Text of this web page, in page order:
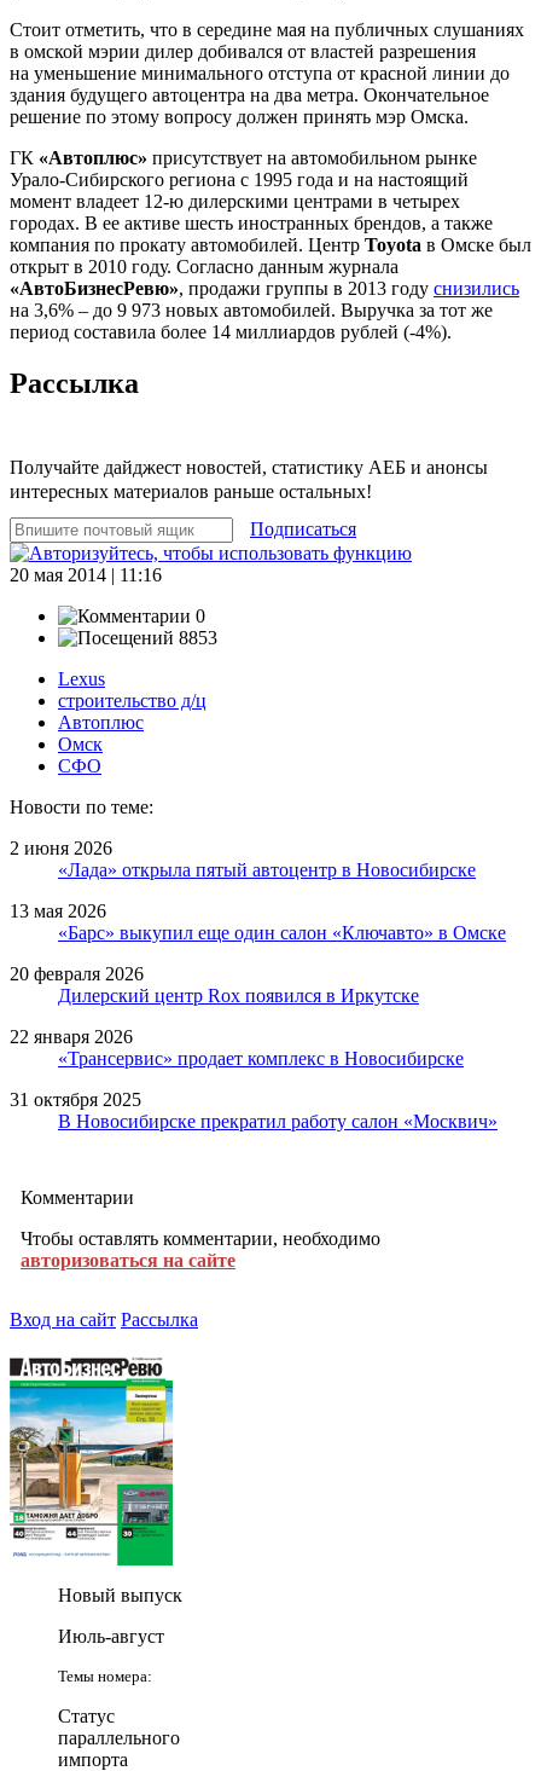
Стоит отметить, что в середине мая на публичных слушаниях
в омской мэрии дилер добивался от властей разрешения
на уменьшение минимального отступа от красной линии до
здания будущего автоцентра на два метра. Окончательное
решение по этому вопросу должен принять мэр Омска.
ГК «Автоплюс» присутствует на автомобильном рынке
Урало-Сибирского региона с 1995 года и на настоящий
момент владеет 12-ю дилерскими центрами в четырех
городах. В ее активе шесть иностранных брендов, а также
компания по прокату автомобилей. Центр Toyota в Омске был
открыт в 2010 году. Согласно данным журнала
«АвтоБизнесРевю», продажи группы в 2013 году снизились
на 3,6% – до 9 973 новых автомобилей. Выручка за тот же
период составила более 14 миллиардов рублей (-4%).
Рассылка
Получайте дайджест новостей, статистику АЕБ и анонсы
интересных материалов раньше остальных!
Подписаться
20 мая 2014 | 11:16
0
8853
Lexus
строительство д/ц
Автоплюс
Омск
СФО
Новости по теме:
2 июня 2026
«Лада» открыла пятый автоцентр в Новосибирске
13 мая 2026
«Барс» выкупил еще один салон «Ключавто» в Омске
20 февраля 2026
Дилерский центр Rox появился в Иркутске
22 января 2026
«Трансервис» продает комплекс в Новосибирске
31 октября 2025
В Новосибирске прекратил работу салон «Москвич»
Комментарии
Чтобы оставлять комментарии, необходимо
авторизоваться на сайте
Вход на сайт Рассылка
Новый выпуск
Июль-август
Темы номера:
Статус
параллельного
импорта